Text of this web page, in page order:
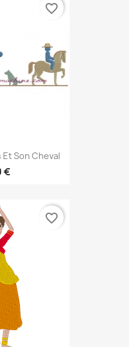
Son Cheval
€
favorite_border
favorite_border